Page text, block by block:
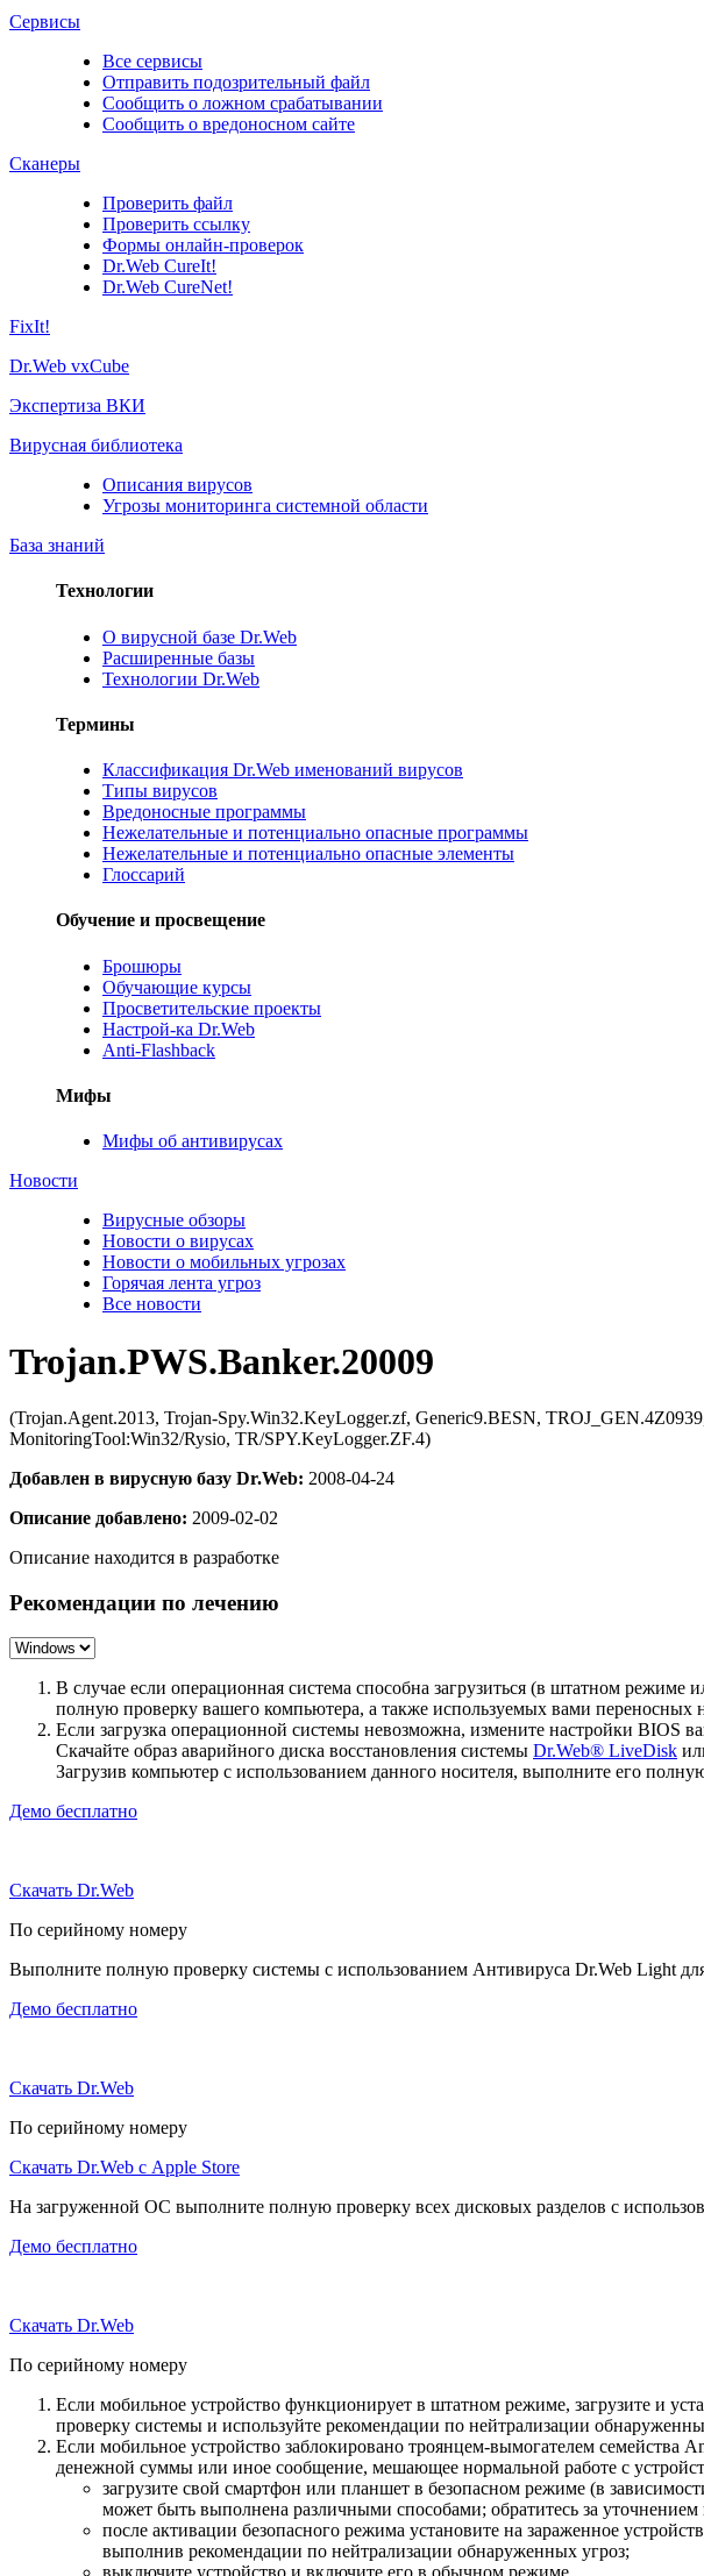
Сервисы
Все сервисы
Отправить подозрительный файл
Сообщить о ложном срабатывании
Сообщить о вредоносном сайте
Сканеры
Проверить файл
Проверить ссылку
Формы онлайн-проверок
Dr.Web CureIt!
Dr.Web CureNet!
FixIt!
Dr.Web vxCube
Экспертиза ВКИ
Вирусная библиотека
Описания вирусов
Угрозы мониторинга системной области
База знаний
Технологии
О вирусной базе Dr.Web
Расширенные базы
Технологии Dr.Web
Термины
Классификация Dr.Web именований вирусов
Типы вирусов
Вредоносные программы
Нежелательные и потенциально опасные программы
Нежелательные и потенциально опасные элементы
Глоссарий
Обучение и просвещение
Брошюры
Обучающие курсы
Просветительские проекты
Настрой-ка Dr.Web
Anti-Flashback
Мифы
Мифы об антивирусах
Новости
Вирусные обзоры
Новости о вирусах
Новости о мобильных угрозах
Горячая лента угроз
Все новости
Trojan.PWS.Banker.20009
(Trojan.Agent.2013, Trojan-Spy.Win32.KeyLogger.zf, Generic9.BESN,
MonitoringTool:Win32/Rysio, TR/SPY.KeyLogger.ZF.4)
Добавлен в вирусную базу Dr.Web: 2008-04-24
Описание добавлено: 2009-02-02
Описание находится в разработке
Рекомендации по лечению
В случае если операционная система способна загрузиться (в штатном
полную проверку вашего компьютера, а также используемых вами переносных
Если загрузка операционной системы невозможна, измените настройки BIOS
Скачайте образ аварийного диска восстановления системы Dr.Web® LiveDisk
Загрузив компьютер с использованием данного носителя, выполните его
Демо бесплатно
Скачать Dr.Web
По серийному номеру
Выполните полную проверку системы с использованием Антивируса Dr.Web Light
Демо бесплатно
Скачать Dr.Web
По серийному номеру
Скачать Dr.Web с Apple Store
На загруженной ОС выполните полную проверку всех дисковых разделов с
Демо бесплатно
Скачать Dr.Web
По серийному номеру
Если мобильное устройство функционирует в штатном режиме, загрузите и
проверку системы и используйте рекомендации по нейтрализации
Если мобильное устройство заблокировано троянцем-вымогателем семейства
денежной суммы или иное сообщение, мешающее нормальной работе с
загрузите свой смартфон или планшет в безопасном режиме (в
может быть выполнена различными способами; обратитесь за
после активации безопасного режима установите на зараженное
выполнив рекомендации по нейтрализации обнаруженных угроз;